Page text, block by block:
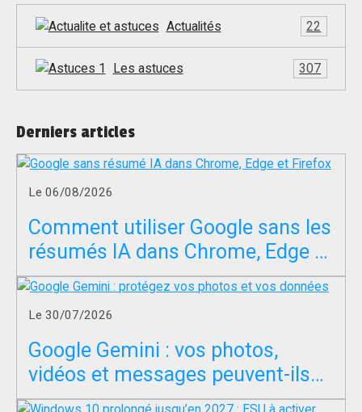
Actualités 22
Les astuces 307
Derniers articles
Le 06/08/2026
Comment utiliser Google sans les
résumés IA dans Chrome, Edge et
Firefox ?
Le 30/07/2026
Google Gemini : vos photos,
vidéos et messages peuvent-ils
servir à entraîner l’IA ?